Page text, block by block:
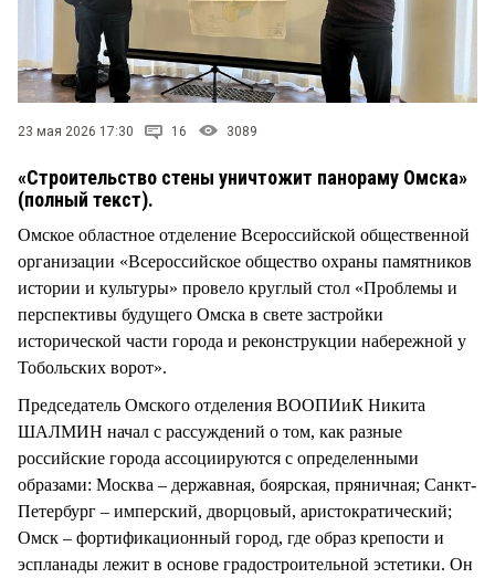
23 мая 2026 17:30 16 3089
«Строительство стены уничтожит панораму Омска»
(полный текст).
Омское областное отделение Всероссийской общественной
организации «Всероссийское общество охраны памятников
истории и культуры» провело круглый стол «Проблемы и
перспективы будущего Омска в свете застройки
исторической части города и реконструкции набережной у
Тобольских ворот».
Председатель Омского отделения ВООПИиК Никита
ШАЛМИН начал с рассуждений о том, как разные
российские города ассоциируются с определенными
образами: Москва – державная, боярская, пряничная; Санкт-
Петербург – имперский, дворцовый, аристократический;
Омск – фортификационный город, где образ крепости и
эспланады лежит в основе градостроительной эстетики. Он